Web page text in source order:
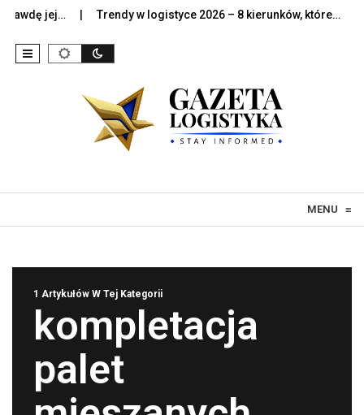
jej… Trendy w logistyce 2026 – 8 kierunków, które…
MENU ≡
1 Artykułów W Tej Kategorii
kompletacja
palet